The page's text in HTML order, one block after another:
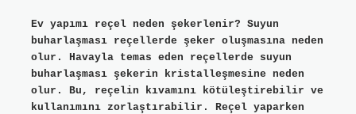
Ev yapımı reçel neden şekerlenir? Suyun
buharlaşması reçellerde şeker oluşmasına neden
olur. Havayla temas eden reçellerde suyun
buharlaşması şekerin kristalleşmesine neden
olur. Bu, reçelin kıvamını kötüleştirebilir ve
kullanımını zorlaştırabilir. Reçel yaparken